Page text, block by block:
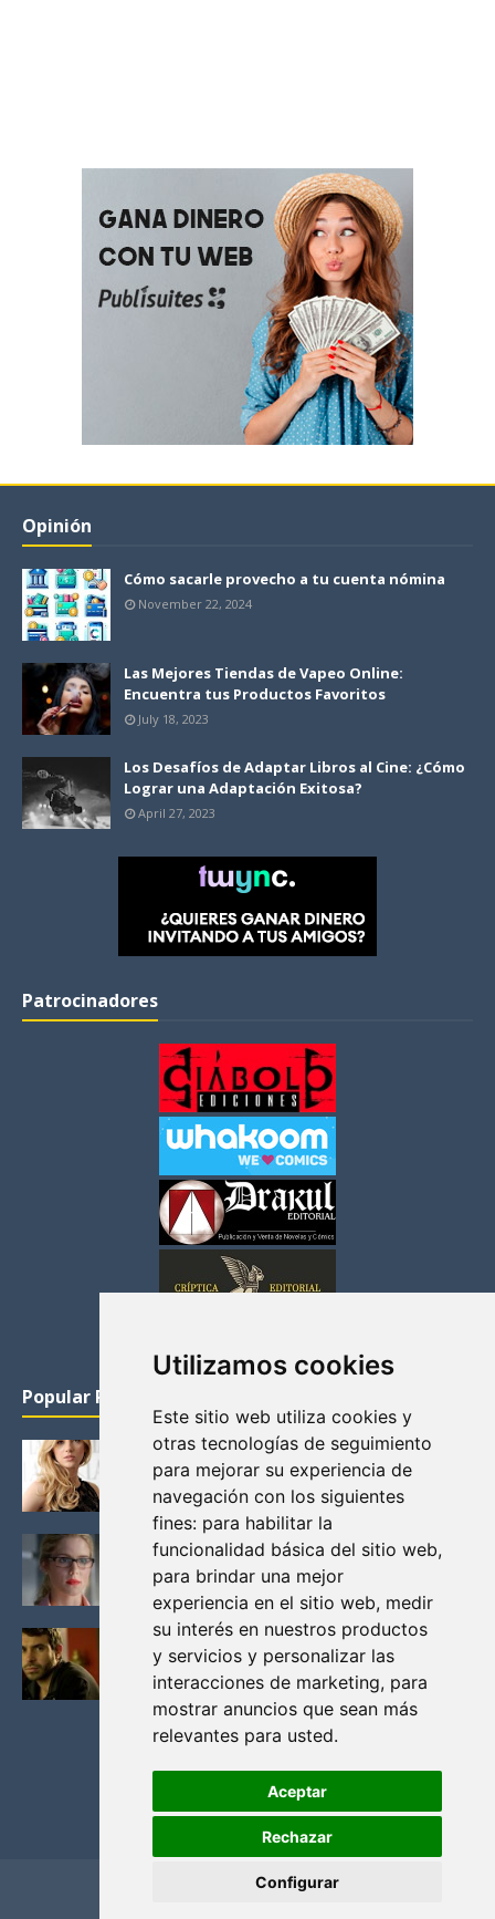
Utilizamos cookies
Este sitio web utiliza cookies y
otras tecnologías de seguimiento
para mejorar su experiencia de
navegación con los siguientes
fines: para habilitar la
funcionalidad básica del sitio web,
para brindar una mejor
experiencia en el sitio web, medir
su interés en nuestros productos
y servicios y personalizar las
interacciones de marketing, para
mostrar anuncios que sean más
relevantes para usted.
Aceptar
Rechazar
Configurar
Opinión
Cómo sacarle provecho a tu cuenta nómina
November 22, 2024
Las Mejores Tiendas de Vapeo Online:
Encuentra tus Productos Favoritos
July 18, 2023
Los Desafíos de Adaptar Libros al Cine: ¿Cómo
Lograr una Adaptación Exitosa?
April 27, 2023
Patrocinadores
Popular Posts
KATHERYN WINNICK: LA ACTRIZ MAS GUAPA DE
VIKINGOS
Junio 14, 2013
FELICITY (EMILY BETT RICKARDS), LAS FOTOS
MAS BONITAS DE LA ALIADA DE ARROW
Noviembre 30, 2013
BLACK MIRROR: TODA TU HISTORIA. EPISODIO 3.
LA CRITICA
Mayo 17, 2012
Privacidad y cookies Contacto